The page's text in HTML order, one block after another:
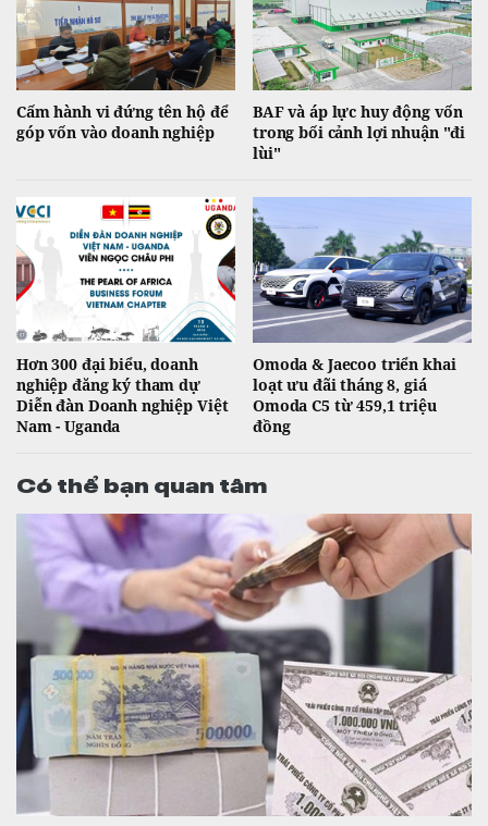
Cấm hành vi đứng tên hộ để
góp vốn vào doanh nghiệp
BAF và áp lực huy động vốn
trong bối cảnh lợi nhuận "đi
lùi"
Hơn 300 đại biểu, doanh
nghiệp đăng ký tham dự
Diễn đàn Doanh nghiệp Việt
Nam - Uganda
Omoda & Jaecoo triển khai
loạt ưu đãi tháng 8, giá
Omoda C5 từ 459,1 triệu
đồng
Có thể bạn quan tâm